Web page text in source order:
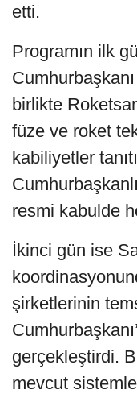
etti.
Programın ilk
birlikte
füze ve roket
kabiliyetler
resmi kabulde
İkinci gün ise
şirketlerinin
gerçekleştirdi.
mevcut